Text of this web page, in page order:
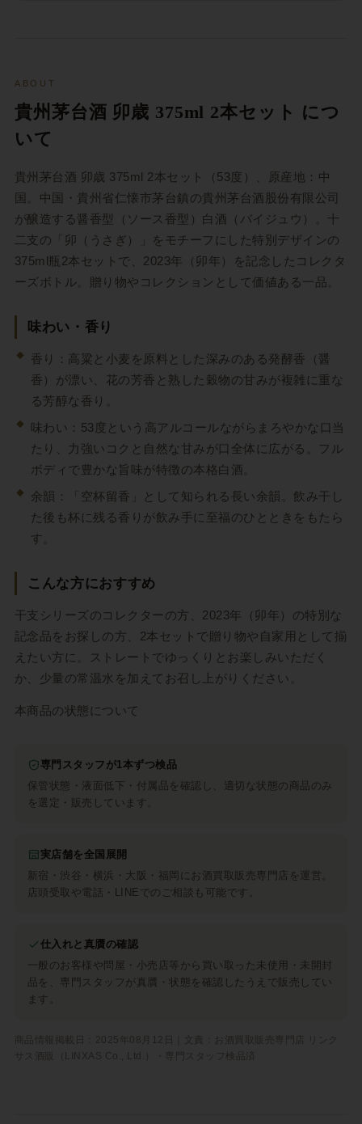
ABOUT
貴州茅台酒 卯歳 375ml 2本セット につ
いて
貴州茅台酒 卯歳 375ml 2本セット（53度）、原産地：中
国。中国・貴州省仁懐市茅台鎮の貴州茅台酒股份有限公司
が醸造する醤香型（ソース香型）白酒（バイジュウ）。十
二支の「卯（うさぎ）」をモチーフにした特別デザインの
375ml瓶2本セットで、2023年（卯年）を記念したコレクタ
ーズボトル。贈り物やコレクションとして価値ある一品。
味わい・香り
香り：高粱と小麦を原料とした深みのある発酵香（醤
香）が漂い、花の芳香と熟した穀物の甘みが複雑に重な
る芳醇な香り。
味わい：53度という高アルコールながらまろやかな口当
たり、力強いコクと自然な甘みが口全体に広がる。フル
ボディで豊かな旨味が特徴の本格白酒。
余韻：「空杯留香」として知られる長い余韻。飲み干し
た後も杯に残る香りが飲み手に至福のひとときをもたら
す。
こんな方におすすめ
干支シリーズのコレクターの方、2023年（卯年）の特別な
記念品をお探しの方、2本セットで贈り物や自家用として揃
えたい方に。ストレートでゆっくりとお楽しみいただく
か、少量の常温水を加えてお召し上がりください。
本商品の状態について
専門スタッフが1本ずつ検品
保管状態・液面低下・付属品を確認し、適切な状態の商品のみ
を選定・販売しています。
実店舗を全国展開
新宿・渋谷・横浜・大阪・福岡にお酒買取販売専門店を運営。
店頭受取や電話・LINEでのご相談も可能です。
仕入れと真贋の確認
一般のお客様や問屋・小売店等から買い取った未使用・未開封
品を、専門スタッフが真贋・状態を確認したうえで販売してい
ます。
商品情報掲載日：2025年08月12日｜文責：お酒買取販売専門店 リンク
サス酒販（LINXAS Co., Ltd.）・専門スタッフ検品済